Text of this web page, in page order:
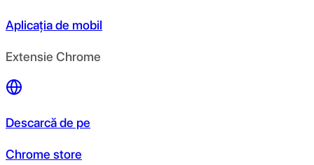
Aplicația de mobil
Extensie Chrome
Descarcă de pe
Chrome store